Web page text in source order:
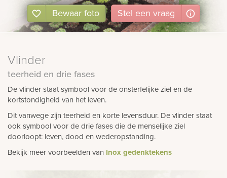
Bewaar foto Stel een vraag
Vlinder
teerheid en drie fases
De vlinder staat symbool voor de onsterfelijke ziel en de
kortstondigheid van het leven.
Dit vanwege zijn teerheid en korte levensduur. De vlinder staat
ook symbool voor de drie fases die de menselijke ziel
doorloopt: leven, dood en wederopstanding.
Bekijk meer voorbeelden van Inox gedenktekens